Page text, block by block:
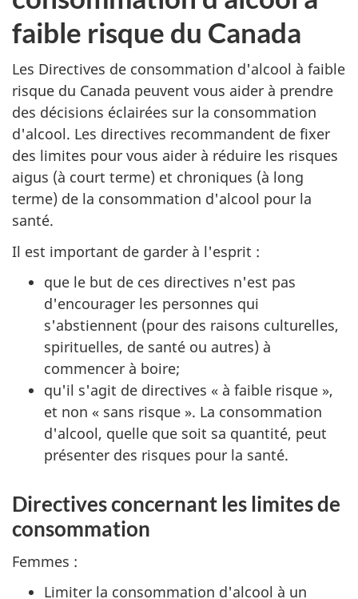
faible risque du Canada
Les Directives de consommation d'alcool à faible
risque du Canada peuvent vous aider à prendre
des décisions éclairées sur la consommation
d'alcool. Les directives recommandent de fixer
des limites pour vous aider à réduire les risques
aigus (à court terme) et chroniques (à long
terme) de la consommation d'alcool pour la
santé.
Il est important de garder à l'esprit :
que le but de ces directives n'est pas
d'encourager les personnes qui
s'abstiennent (pour des raisons culturelles,
spirituelles, de santé ou autres) à
commencer à boire;
qu'il s'agit de directives « à faible risque »,
et non « sans risque ». La consommation
d'alcool, quelle que soit sa quantité, peut
présenter des risques pour la santé.
Directives concernant les limites de
consommation
Femmes :
Limiter la consommation d'alcool à un